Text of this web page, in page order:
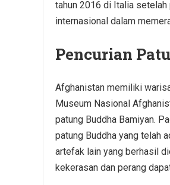
tahun 2016 di Italia setelah
internasional dalam
Pencurian
Afghanistan memiliki
Museum Nasional
patung Buddha Bamiyan.
patung Buddha yang telah
artefak lain yang berhasil
kekerasan dan perang